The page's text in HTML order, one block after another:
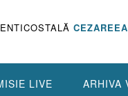
CEZAREEA
LIVE ARHIVA